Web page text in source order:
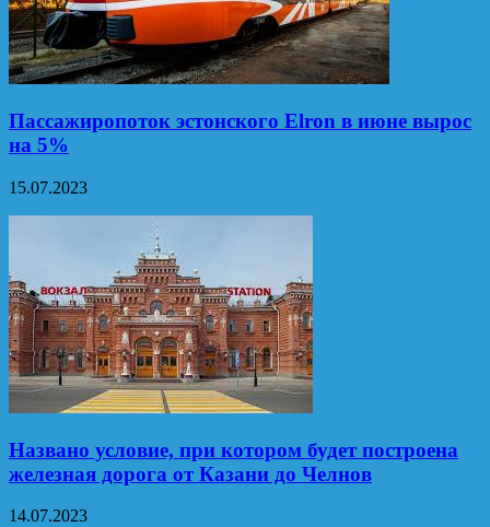
Пассажиропоток эстонского Elron в июне вырос
на 5%
15.07.2023
Названо условие, при котором будет построена
железная дорога от Казани до Челнов
14.07.2023